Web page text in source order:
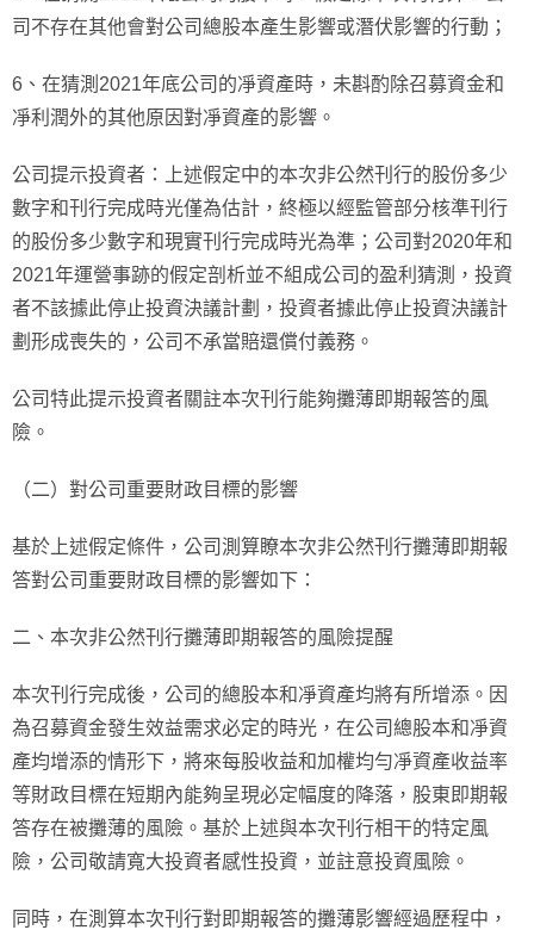
司不存在其他會對公司總股本產生影響或潛伏影響的行動；
6、在猜測2021年底公司的凈資產時，未斟酌除召募資金和
凈利潤外的其他原因對凈資產的影響。
公司提示投資者：上述假定中的本次非公然刊行的股份多少
數字和刊行完成時光僅為估計，終極以經監管部分核準刊行
的股份多少數字和現實刊行完成時光為準；公司對2020年和
2021年運營事跡的假定剖析並不組成公司的盈利猜測，投資
者不該據此停止投資決議計劃，投資者據此停止投資決議計
劃形成喪失的，公司不承當賠還償付義務。
公司特此提示投資者關註本次刊行能夠攤薄即期報答的風
險。
（二）對公司重要財政目標的影響
基於上述假定條件，公司測算瞭本次非公然刊行攤薄即期報
答對公司重要財政目標的影響如下：
二、本次非公然刊行攤薄即期報答的風險提醒
本次刊行完成後，公司的總股本和凈資產均將有所增添。因
為召募資金發生效益需求必定的時光，在公司總股本和凈資
產均增添的情形下，將來每股收益和加權均勻凈資產收益率
等財政目標在短期內能夠呈現必定幅度的降落，股東即期報
答存在被攤薄的風險。基於上述與本次刊行相干的特定風
險，公司敬請寬大投資者感性投資，並註意投資風險。
同時，在測算本次刊行對即期報答的攤薄影響經過歷程中，